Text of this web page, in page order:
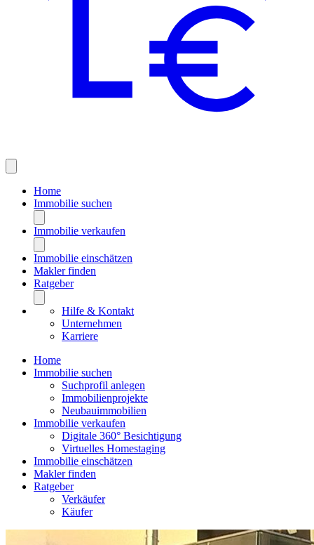
Home
Immobilie suchen
Immobilie verkaufen
Immobilie einschätzen
Makler finden
Ratgeber
Hilfe & Kontakt
Unternehmen
Karriere
Home
Immobilie suchen
Suchprofil anlegen
Immobilienprojekte
Neubauimmobilien
Immobilie verkaufen
Digitale 360° Besichtigung
Virtuelles Homestaging
Immobilie einschätzen
Makler finden
Ratgeber
Verkäufer
Käufer